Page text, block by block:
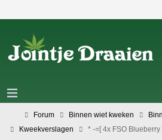
Forum Binnen wiet kweken
Kweekverslagen
* -=[ 4x FSO Blueberry